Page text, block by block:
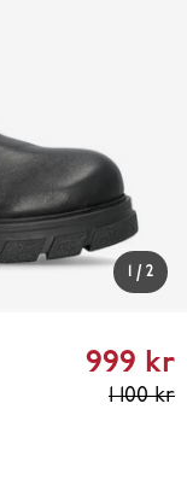
/ 2
Current
999 kr
1 100 kr